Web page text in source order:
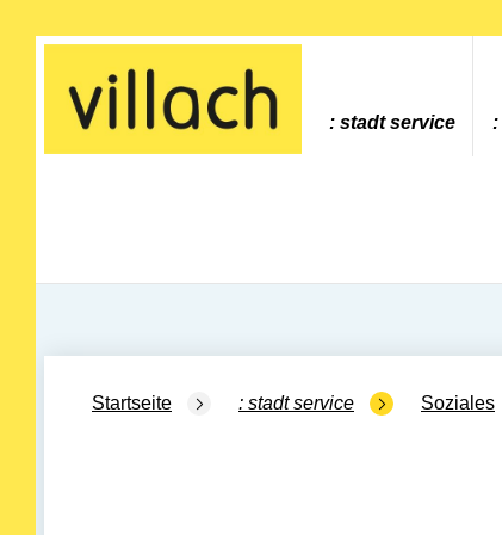
Gehe zur Startseite
stadt service
Startseite stadt service Soziales